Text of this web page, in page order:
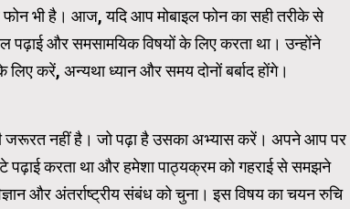
भी है। आज, यदि आप मोबाइल फोन का सही तरीके से
और समसामयिक विषयों के लिए करता था। उन्होंने
करें, अन्यथा ध्यान और समय दोनों बर्बाद होंगे।
जरूरत नहीं है। जो पढ़ा है उसका अभ्यास करें। अपने आप पर
करता था और हमेशा पाठ्यक्रम को गहराई से समझने
और अंतर्राष्ट्रीय संबंध को चुना। इस विषय का चयन रुचि